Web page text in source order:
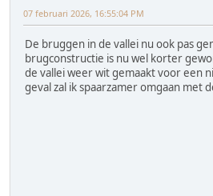
07 februari 2026, 16:55:04 PM
De bruggen in de vallei nu ook pas
brugconstructie is nu wel korter
de vallei weer wit gemaakt voor een
geval zal ik spaarzamer omgaan met